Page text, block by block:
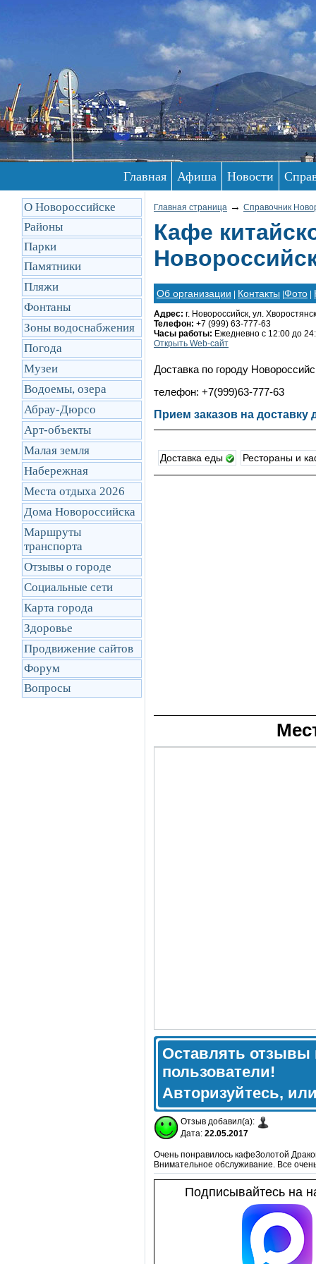
Главная Афиша Новости
О Новороссийске
Районы
Парки
Памятники
Пляжи
Фонтаны
Зоны водоснабжения
Погода
Музеи
Водоемы, озера
Абрау-Дюрсо
Арт-объекты
Малая земля
Набережная
Места отдыха 2026
Дома Новороссийска
Маршруты
транcпорта
Отзывы о городе
Социальные сети
Карта города
Здоровье
Продвижение сайтов
Форум
Вопросы
Главная страница → Справочник
Кафе
Об организации Контакты Фото
Адрес: г. Новороссийск, ул.
Телефон: +7 (999) 63-777-63
Часы работы: Ежедневно с 12:00 до
Открыть Web-сайт
Доставка по городу
телефон: +7(999)63-777-63
Прием заказов на доставку
Доставка еды Рестораны и
Оставлять отзывы
пользователи!
Авторизуйтесь,
Отзыв добавил(а):
Дата: 22.05.2017
Очень понравилось кафеЗолотой
Внимательное обслуживание. Все
Подписывайтесь на